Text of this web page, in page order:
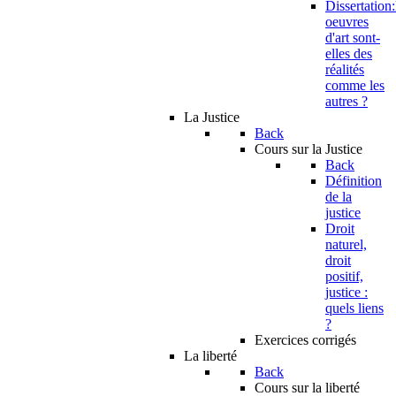
oeuvres
d'art sont-
elles des
réalités
comme les
autres ?
La Justice
Back
Cours sur la Justice
Back
Définition
de la
justice
Droit
naturel,
droit
positif,
justice :
quels liens
?
Exercices corrigés
La liberté
Back
Cours sur la liberté